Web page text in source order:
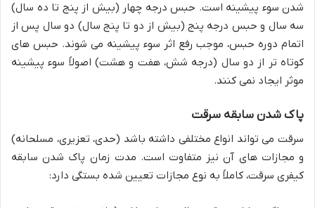
شدن سوء پیشینه است. حبس درجه چهار (بیش از پنج تا ده سال)
سه سال و حبس درجه پنج (بیش از دو تا پنج سال) دو سال پس از
اتمام دوره حبس، موجب رفع اثر سوء پیشینه می شوند. حبس های
کوتاه تر از دو سال (درجه شش، هفت و هشت) اصولاً سوء پیشینه
موثر ایجاد نمی کنند.
پاک شدن سابقه سرقت
سرقت می تواند انواع مختلفی داشته باشد (حدی، تعزیری، مسلحانه)
و مجازات های آن نیز متفاوت است. مدت زمان پاک شدن سابقه
کیفری سرقت، کاملاً به نوع مجازات تعیین شده بستگی دارد: